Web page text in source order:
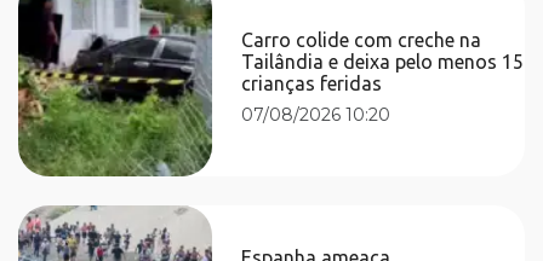
Carro colide com creche na
Tailândia e deixa pelo menos 15
crianças feridas
07/08/2026 10:20